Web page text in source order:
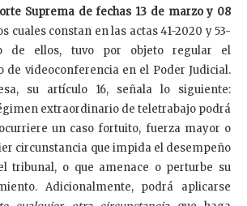
Suprema de fechas 13 de marzo y 08
cuales constan en las actas 41-2020 y 53-
de ellos, tuvo por objeto regular el
de videoconferencia en el Poder Judicial.
su artículo 16, señala lo siguiente:
extraordinario de teletrabajo podrá
un caso fortuito, fuerza mayor o
circunstancia que impida el desempeño
tribunal, o que amenace o perturbe su
Adicionalmente, podrá aplicarse